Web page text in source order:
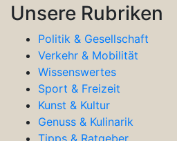
Unsere Rubriken
Politik & Gesellschaft
Verkehr & Mobilität
Wissenswertes
Sport & Freizeit
Kunst & Kultur
Genuss & Kulinarik
Tipps & Ratgeber